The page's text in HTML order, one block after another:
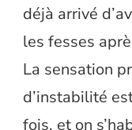
déjà arrivé
les fesses
La sensation
d’instabilité
fois, et on